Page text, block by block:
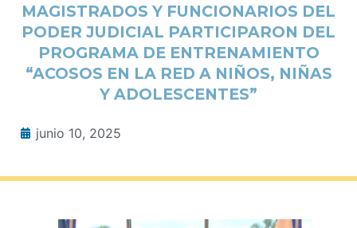
MAGISTRADOS Y FUNCIONARIOS DEL
PODER JUDICIAL PARTICIPARON DEL
PROGRAMA DE ENTRENAMIENTO
“ACOSOS EN LA RED A NIÑOS, NIÑAS
Y ADOLESCENTES”
junio 10, 2025